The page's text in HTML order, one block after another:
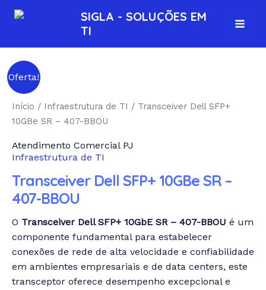
para
conteúdo
SIGLA - SOLUÇÕES EM
TI
Oferta!
Início / Infraestrutura de TI / Transceiver Dell SFP+
10GBe SR – 407-BBOU
Atendimento Comercial PJ
Infraestrutura de TI
Transceiver Dell SFP+ 10GBe SR –
407-BBOU
O Transceiver Dell SFP+ 10GbE SR – 407-BBOU é um
componente fundamental para estabelecer
conexões de rede de alta velocidade e confiabilidade
em ambientes empresariais e de data centers, este
transceptor oferece desempenho excepcional e
Transceiver
Dell
SFP+
10GBe
-
407-
BBOU
quantidade